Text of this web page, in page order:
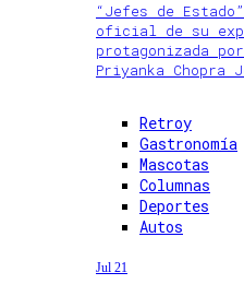
“Jefes de
oficial de su
protagonizada
Priyanka Chopra
Retroy
Gastronomía
Mascotas
Columnas
Deportes
Autos
Jul 21